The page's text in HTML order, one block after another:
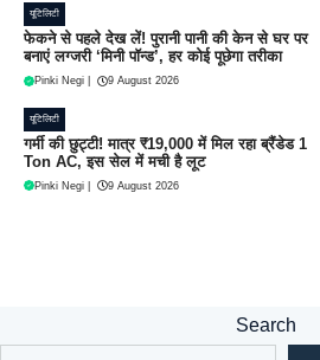
यूटिलिटी
फेकने से पहले देख लें! पुरानी पानी की केन से घर पर
बनाएं लग्जरी ‘मिनी पॉन्ड’, हर कोई पूछेगा तरीका
Pinki Negi 9 August 2026
यूटिलिटी
गर्मी की छुट्टी! मात्र ₹19,000 में मिल रहा ब्रैंडेड 1
Ton AC, इस सेल में मची है लूट
Pinki Negi 9 August 2026
Search